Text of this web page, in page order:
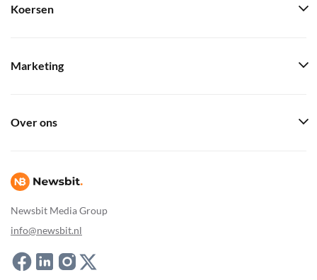
Newsbit Media Group
info@newsbit.nl
Koersen
Marketing
Over ons